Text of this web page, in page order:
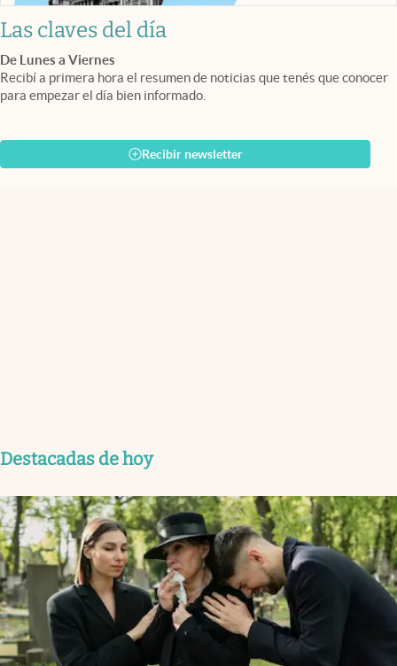
Las claves del día
De Lunes a Viernes
Recibí a primera hora el resumen de noticias que tenés que conocer
para empezar el día bien informado.
Recibir newsletter
Destacadas de hoy